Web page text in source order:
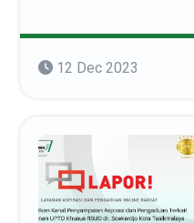
12 Dec 2023